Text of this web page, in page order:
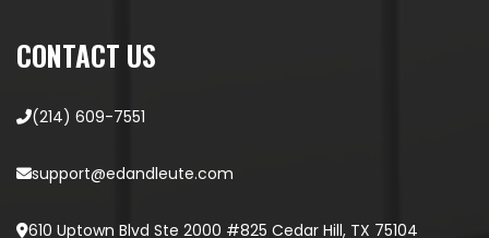
CONTACT US
(214) 609-7551
support@edandleute.com
610 Uptown Blvd Ste 2000 #825 Cedar Hill, TX 75104